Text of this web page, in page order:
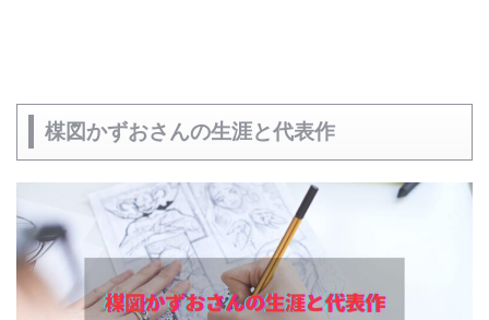
楳図かずおさんの生涯と代表作